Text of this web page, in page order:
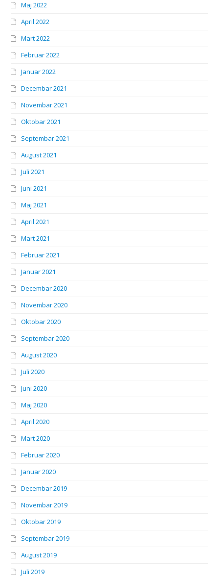
Maj 2022
April 2022
Mart 2022
Februar 2022
Januar 2022
Decembar 2021
Novembar 2021
Oktobar 2021
Septembar 2021
August 2021
Juli 2021
Juni 2021
Maj 2021
April 2021
Mart 2021
Februar 2021
Januar 2021
Decembar 2020
Novembar 2020
Oktobar 2020
Septembar 2020
August 2020
Juli 2020
Juni 2020
Maj 2020
April 2020
Mart 2020
Februar 2020
Januar 2020
Decembar 2019
Novembar 2019
Oktobar 2019
Septembar 2019
August 2019
Juli 2019